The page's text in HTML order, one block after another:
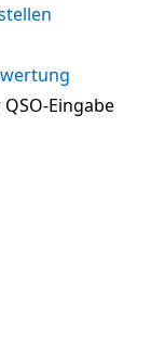
Eingabe